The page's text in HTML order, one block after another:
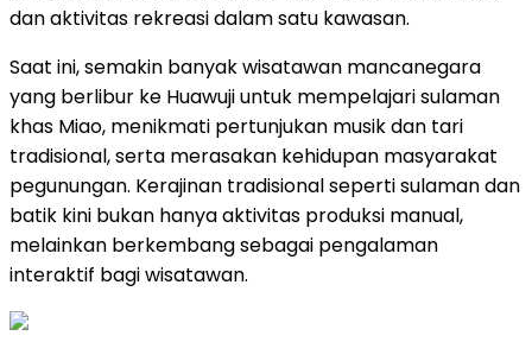
dan aktivitas rekreasi dalam satu kawasan.
Saat ini, semakin banyak wisatawan mancanegara
yang berlibur ke Huawuji untuk mempelajari sulaman
khas Miao, menikmati pertunjukan musik dan tari
tradisional, serta merasakan kehidupan masyarakat
pegunungan. Kerajinan tradisional seperti sulaman dan
batik kini bukan hanya aktivitas produksi manual,
melainkan berkembang sebagai pengalaman
interaktif bagi wisatawan.